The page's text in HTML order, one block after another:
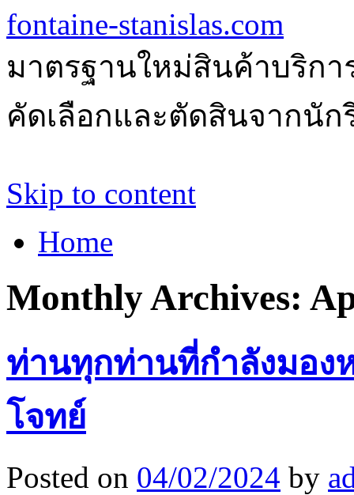
fontaine-stanislas.com
มาตรฐานใหม่สินค้าบริกา
คัดเลือกและตัดสินจากนั
Skip to content
Home
Monthly Archives:
ท่านทุกท่านที่กำลังมอง
โจทย์
Posted on 04/02/2024 by